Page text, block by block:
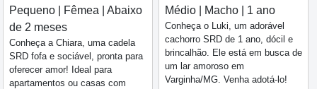
Pequeno | Fêmea | Abaixo
de 2 meses
Conheça a Chiara, uma cadela
SRD fofa e sociável, pronta para
oferecer amor! Ideal para
apartamentos ou casas com
Médio | Macho | 1 ano
Conheça o Luki, um adorável
cachorro SRD de 1 ano, dócil e
brincalhão. Ele está em busca de
um lar amoroso em
Varginha/MG. Venha adotá-lo!